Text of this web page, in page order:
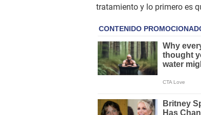
tratamiento y lo primero es